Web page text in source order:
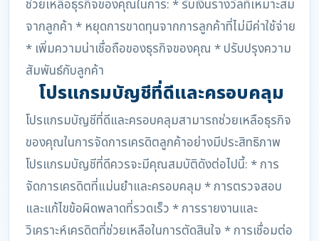
ช่วยเหลือธุรกิจของคุณในการ: * รับเงินรางวัลที่เหมาะสม
จากลูกค้า * หยุดการขาดทุนจากการลูกค้าที่ไม่มีค่าใช้จ่าย
* เพิ่มความน่าเชื่อถือของธุรกิจของคุณ * ปรับปรุงความ
สัมพันธ์กับลูกค้า
โปรแกรมบัญชีที่ดีและครอบคลุม
โปรแกรมบัญชีที่ดีและครอบคลุมสามารถช่วยเหลือธุรกิจ
ของคุณในการจัดการเครดิตลูกค้าอย่างมีประสิทธิภาพ
โปรแกรมบัญชีที่ดีควรจะมีคุณสมบัติดังต่อไปนี้: * การ
จัดการเครดิตที่แม่นยำและครอบคลุม * การตรวจสอบ
และแก้ไขข้อผิดพลาดที่รวดเร็ว * การรายงานและ
วิเคราะห์เครดิตที่ช่วยเหลือในการตัดสินใจ * การเชื่อมต่อ